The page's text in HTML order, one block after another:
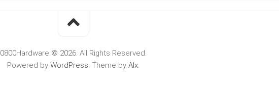
0800Hardware © 2026. All Rights Reserved.
Powered by WordPress. Theme by Alx.